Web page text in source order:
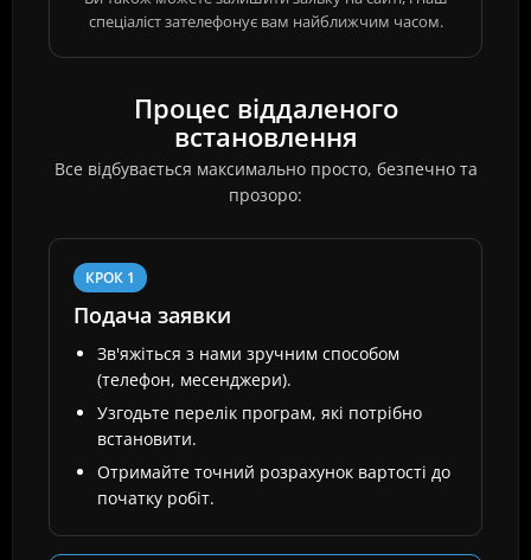
спеціаліст зателефонує вам найближчим часом.
Процес віддаленого
встановлення
Все відбувається максимально просто, безпечно та
прозоро:
КРОК 1
Подача заявки
Зв'яжіться з нами зручним способом
(телефон, месенджери).
Узгодьте перелік програм, які потрібно
встановити.
Отримайте точний розрахунок вартості до
початку робіт.